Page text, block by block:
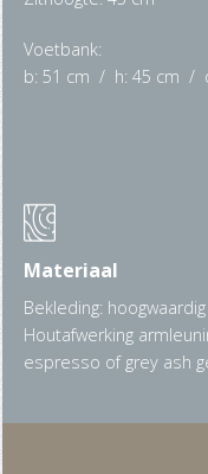
Voetbank:
b: 51 cm / h: 45 cm /
Materiaal
Bekleding:
Houtafwerking
espresso of grey ash